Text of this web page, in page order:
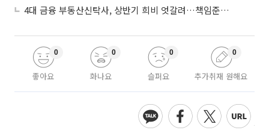
4대 금융 부동산신탁사, 상반기 희비 엇갈려…책임준공 손실 반영 시점이 갈랐다
좋아요
0
화나요
0
슬퍼요
0
추가취재 원해요
0